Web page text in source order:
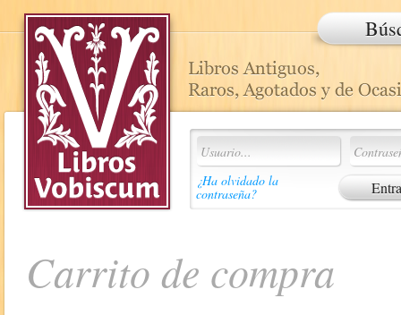
¿Ha olvidado la
contraseña?
Carrito de compra